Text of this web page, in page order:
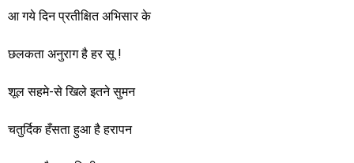
आ गये दिन प्रतीक्षित अभिसार के
छलकता अनुराग है हर सू !
शूल सहमे-से खिले इतने सुमन
चतुर्दिक हँसता हुआ है हरापन